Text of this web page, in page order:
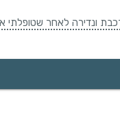
ונדירה לאחר שטופלתי